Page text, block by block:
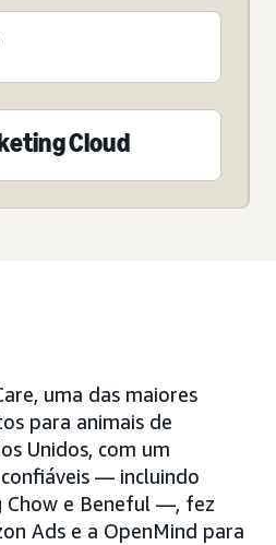
Cloud
uma das maiores
para animais de
Unidos, com um
— incluindo
Chow e Beneful —, fez
Ads e a OpenMind para